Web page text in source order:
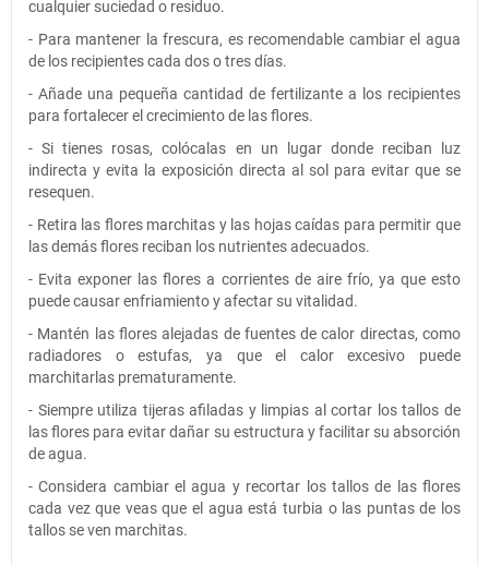
cualquier suciedad o residuo.
- Para mantener la frescura, es recomendable cambiar el agua
de los recipientes cada dos o tres días.
- Añade una pequeña cantidad de fertilizante a los recipientes
para fortalecer el crecimiento de las flores.
- Si tienes rosas, colócalas en un lugar donde reciban luz
indirecta y evita la exposición directa al sol para evitar que se
resequen.
- Retira las flores marchitas y las hojas caídas para permitir que
las demás flores reciban los nutrientes adecuados.
- Evita exponer las flores a corrientes de aire frío, ya que esto
puede causar enfriamiento y afectar su vitalidad.
- Mantén las flores alejadas de fuentes de calor directas, como
radiadores o estufas, ya que el calor excesivo puede
marchitarlas prematuramente.
- Siempre utiliza tijeras afiladas y limpias al cortar los tallos de
las flores para evitar dañar su estructura y facilitar su absorción
de agua.
- Considera cambiar el agua y recortar los tallos de las flores
cada vez que veas que el agua está turbia o las puntas de los
tallos se ven marchitas.